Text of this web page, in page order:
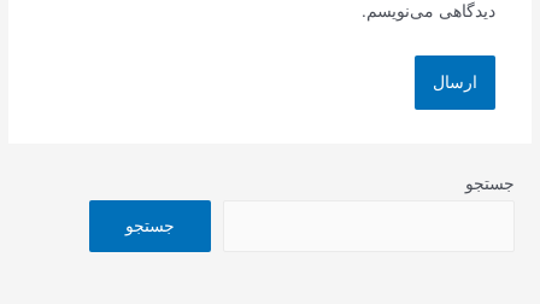
دیدگاهی می‌نویسم.
جستجو
جستجو